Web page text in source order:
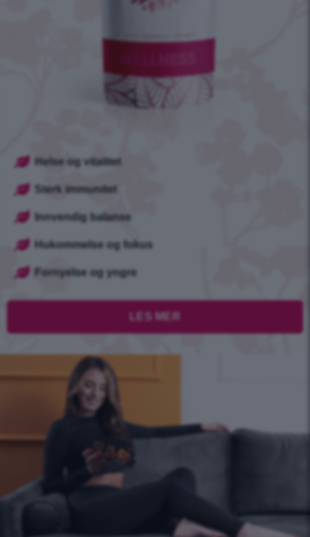
Helse og vitalitet
Sterk immunitet
Innvendig balanse
Hukommelse og fokus
Fornyelse og yngre
LES MER